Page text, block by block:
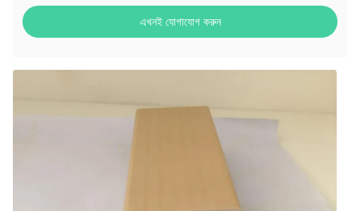
এখনই যোগাযোগ করুন